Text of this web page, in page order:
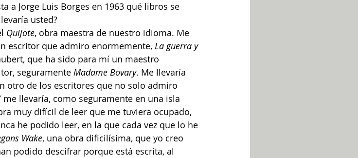
a Jorge Luis Borges en 1963 qué libros se
usted?
Quijote, obra maestra de nuestro idioma. Me
escritor que admiro enormemente, La guerra y
que ha sido para mí un maestro
seguramente Madame Bovary. Me llevaría
otro de los escritores que no solo admiro
llevaría, como seguramente en una isla
muy difícil de leer que me tuviera ocupado,
he podido leer, en la que cada vez que lo he
Wake, una obra dificilísima, que yo creo
podido descifrar porque está escrita, al